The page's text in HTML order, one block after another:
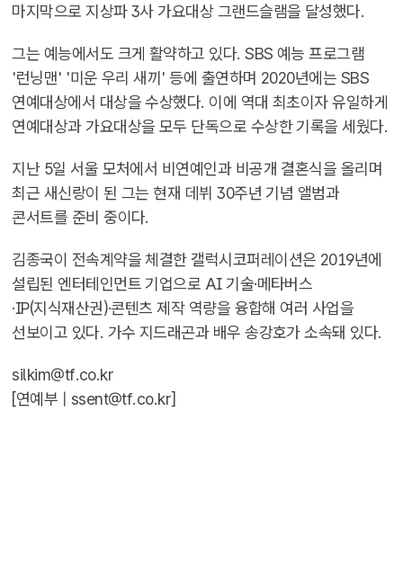
마지막으로 지상파 3사 가요대상 그랜드슬램을 달성했다.
그는 예능에서도 크게 활약하고 있다. SBS 예능 프로그램
'런닝맨' '미운 우리 새끼' 등에 출연하며 2020년에는 SBS
연예대상에서 대상을 수상했다. 이에 역대 최초이자 유일하게
연예대상과 가요대상을 모두 단독으로 수상한 기록을 세웠다.
지난 5일 서울 모처에서 비연예인과 비공개 결혼식을 올리며
최근 새신랑이 된 그는 현재 데뷔 30주년 기념 앨범과
콘서트를 준비 중이다.
김종국이 전속계약을 체결한 갤럭시코퍼레이션은 2019년에
설립된 엔터테인먼트 기업으로 AI 기술·메타버스
·IP(지식재산권)·콘텐츠 제작 역량을 융합해 여러 사업을
선보이고 있다. 가수 지드래곤과 배우 송강호가 소속돼 있다.
silkim@tf.co.kr
[연예부 | ssent@tf.co.kr]